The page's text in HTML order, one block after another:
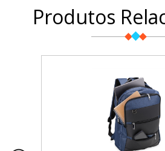
Produtos